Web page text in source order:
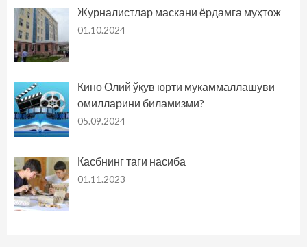
Журналистлар маскани ёрдамга муҳтож
01.10.2024
Кино Олий ўқув юрти мукаммаллашуви
омилларини биламизми?
05.09.2024
Касбнинг таги насиба
01.11.2023